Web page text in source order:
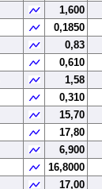
1,600
0,1850
0,83
0,610
1,58
0,310
15,70
17,80
6,900
16,8000
17,00